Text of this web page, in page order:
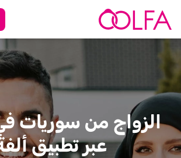
الزواج من سوريات
عبر تطبيق